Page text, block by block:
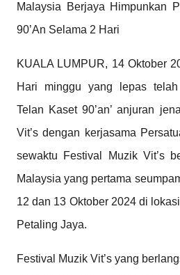
Malaysia Berjaya Himpunkan
90’An Selama 2 Hari
KUALA LUMPUR, 14 Oktober
Hari minggu yang lepas telah
Telan Kaset 90’an’ anjuran
Vit’s dengan kerjasama
sewaktu Festival Muzik Vit’s
Malaysia yang pertama
12 dan 13 Oktober 2024 di
Petaling Jaya.
Festival Muzik Vit’s yang